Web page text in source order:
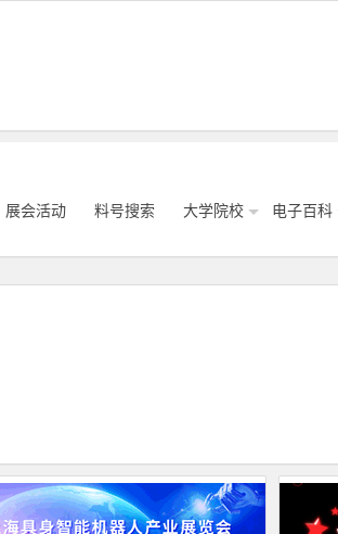
展会活动 料号搜索 大学院校 电子百科